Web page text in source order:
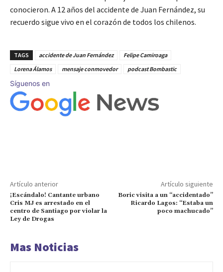
conocieron. A 12 años del accidente de Juan Fernández, su
recuerdo sigue vivo en el corazón de todos los chilenos.
TAGS accidente de Juan Fernández
Felipe Camiroaga
Lorena Álamos
mensaje conmovedor podcast Bombastic
Síguenos en
Artículo anterior
¡Escándalo! Cantante urbano
Cris MJ es arrestado en el
centro de Santiago por violar la
Ley de Drogas
Artículo siguiente
Boric visita a un “accidentado”
Ricardo Lagos: “Estaba un
poco machucado”
Mas Noticias